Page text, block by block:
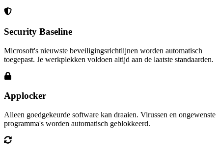
Security Baseline
Microsoft's nieuwste beveiligingsrichtlijnen worden automatisch
toegepast. Je werkplekken voldoen altijd aan de laatste standaarden.
Applocker
Alleen goedgekeurde software kan draaien. Virussen en ongewenste
programma's worden automatisch geblokkeerd.